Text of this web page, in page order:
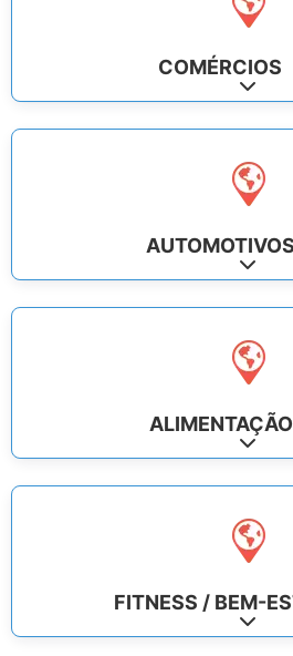
COMÉRCIOS
AUTOMOTIVOS
ALIMENTAÇÃO
FITNESS / BEM-